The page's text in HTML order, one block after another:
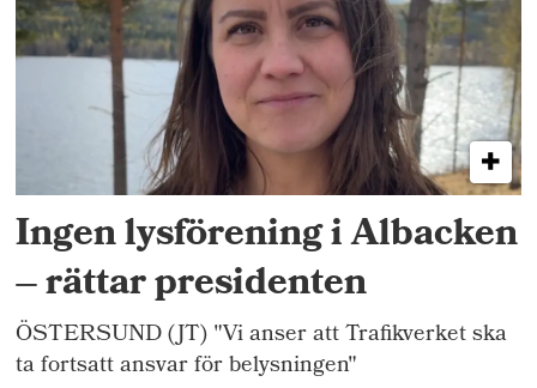
Ingen lysförening i Albacken
– rättar presidenten
ÖSTERSUND (JT) "Vi anser att Trafikverket ska
ta fortsatt ansvar för belysningen"